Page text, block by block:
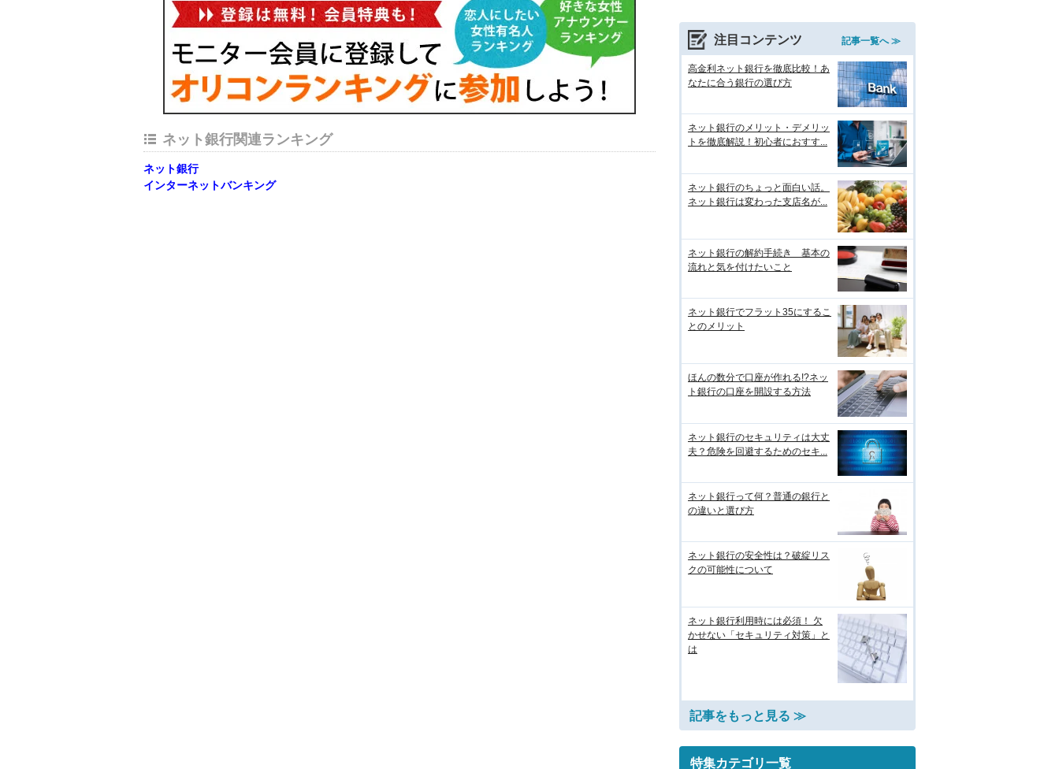
ネット銀行関連ランキング
ネット銀行
インターネットバンキング
注目コンテンツ 記事一覧へ ≫
高金利ネット銀行を徹底比較！あ
なたに合う銀行の選び方
ネット銀行のメリット・デメリッ
トを徹底解説！初心者におすす...
ネット銀行のちょっと面白い話。
ネット銀行は変わった支店名が...
ネット銀行の解約手続き 基本の
流れと気を付けたいこと
ネット銀行でフラット35にするこ
とのメリット
ほんの数分で口座が作れる!?ネッ
ト銀行の口座を開設する方法
ネット銀行のセキュリティは大丈
夫？危険を回避するためのセキ...
ネット銀行って何？普通の銀行と
の違いと選び方
ネット銀行の安全性は？破綻リス
クの可能性について
ネット銀行利用時には必須！ 欠
かせない「セキュリティ対策」と
は
記事をもっと見る ≫
特集カテゴリ一覧